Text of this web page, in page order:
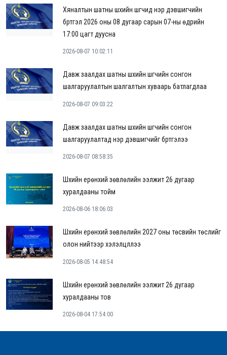
Хяналтын шатны шүүхийн шүүгчид нэр дэвшигчийн
бүртгэл 2026 оны 08 дугаар сарын 07-ны өдрийн
17:00 цагт дуусна
2026-08-07 10:02:11
Давж заалдах шатны шүүхийн шүүгчийн сонгон
шалгаруулалтын шалгалтын хуваарь батлагдлаа
2026-08-07 09:03:22
Давж заалдах шатны шүүхийн шүүгчийн сонгон
шалгаруулалтад нэр дэвшигчийг бүртгэлээ
2026-08-07 08:58:35
Шүүхийн ерөнхий зөвлөлийн ээлжит 26 дугаар
хуралдааны тойм
2026-08-06 18:06:03
Шүүхийн ерөнхий зөвлөлийн 2027 оны төсвийн төслийг
олон нийтээр хэлэлцүүллээ
2026-08-05 14:48:54
Шүүхийн ерөнхий зөвлөлийн ээлжит 26 дугаар
хуралдааны тов
2026-08-04 17:54:00